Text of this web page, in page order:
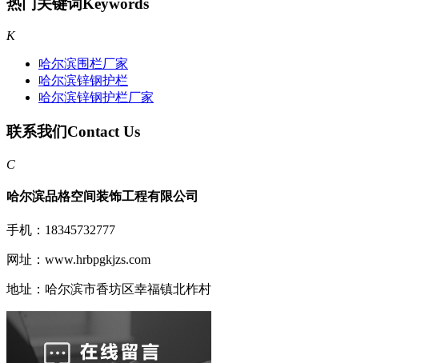
K
哈尔滨围栏厂家
哈尔滨锌钢护栏
哈尔滨锌钢护栏厂家
联系我们Contact Us
C
哈尔滨品格空间装饰工程有限公司
手机：18345732777
网址：www.hrbpgkjzs.com
地址：哈尔滨市香坊区幸福镇北柞村